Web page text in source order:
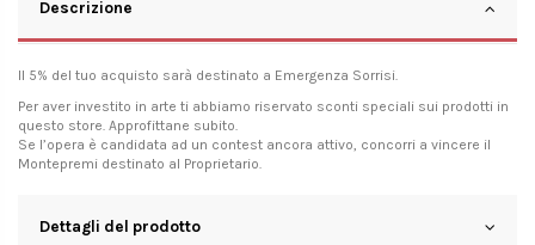
Descrizione
Il 5% del tuo acquisto sarà destinato a Emergenza Sorrisi.
Per aver investito in arte ti abbiamo riservato sconti speciali sui prodotti in
questo store. Approfittane subito.
Se l’opera è candidata ad un contest ancora attivo, concorri a vincere il
Montepremi destinato al Proprietario.
Dettagli del prodotto